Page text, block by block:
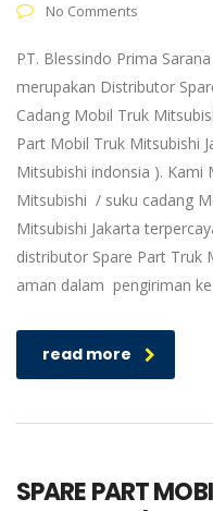
No Comments
PT. Blessindo Prima
merupakan Distributor
Cadang Mobil Truk
Part Mobil Truk Mitsubishi
Mitsubishi indonsia ).
Mitsubishi / suku cadang
Mitsubishi Jakarta
distributor Spare Part Truk
aman dalam pengiriman ke
read more
SPARE PART